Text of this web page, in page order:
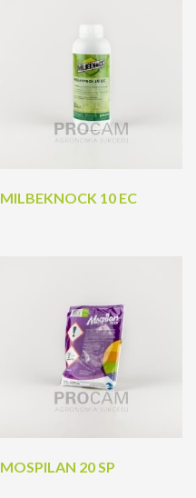
MILBEKNOCK 10 EC
MOSPILAN 20 SP